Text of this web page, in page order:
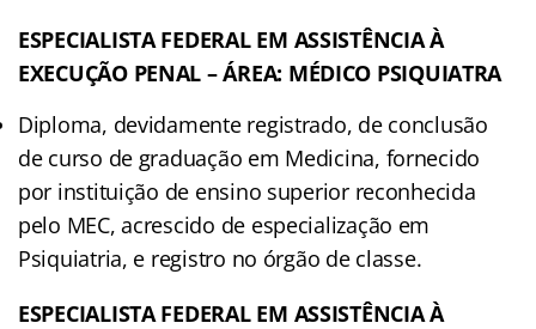
ESPECIALISTA FEDERAL EM ASSISTÊNCIA À
EXECUÇÃO PENAL – ÁREA: MÉDICO PSIQUIATRA
Diploma, devidamente registrado, de conclusão
de curso de graduação em Medicina, fornecido
por instituição de ensino superior reconhecida
pelo MEC, acrescido de especialização em
Psiquiatria, e registro no órgão de classe.
ESPECIALISTA FEDERAL EM ASSISTÊNCIA À